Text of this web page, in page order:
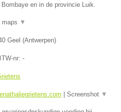
en in de provincie Luik.
maps ▼
Geel (Antwerpen)
nr: -
| Screenshot ▼